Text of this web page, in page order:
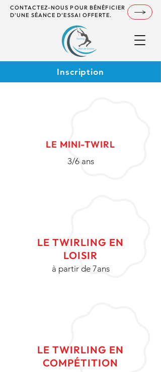
CONTACTEZ-NOUS POUR BÉNÉFICIER
D’UNE SÉANCE D’ESSAI OFFERTE.
Inscription
LE MINI-TWIRL
3/6 ans
LE TWIRLING EN
LOISIR
à partir de 7ans
LE TWIRLING EN
COMPÉTITION